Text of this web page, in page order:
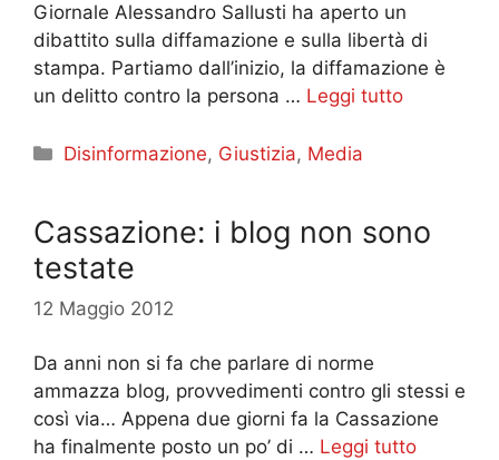
Giornale Alessandro Sallusti ha aperto un
dibattito sulla diffamazione e sulla libertà di
stampa. Partiamo dall’inizio, la diffamazione è
un delitto contro la persona … Leggi tutto
Categorie
Disinformazione, Giustizia, Media
Cassazione: i blog non sono
testate
12 Maggio 2012
Da anni non si fa che parlare di norme
ammazza blog, provvedimenti contro gli stessi e
così via… Appena due giorni fa la Cassazione
ha finalmente posto un po’ di … Leggi tutto